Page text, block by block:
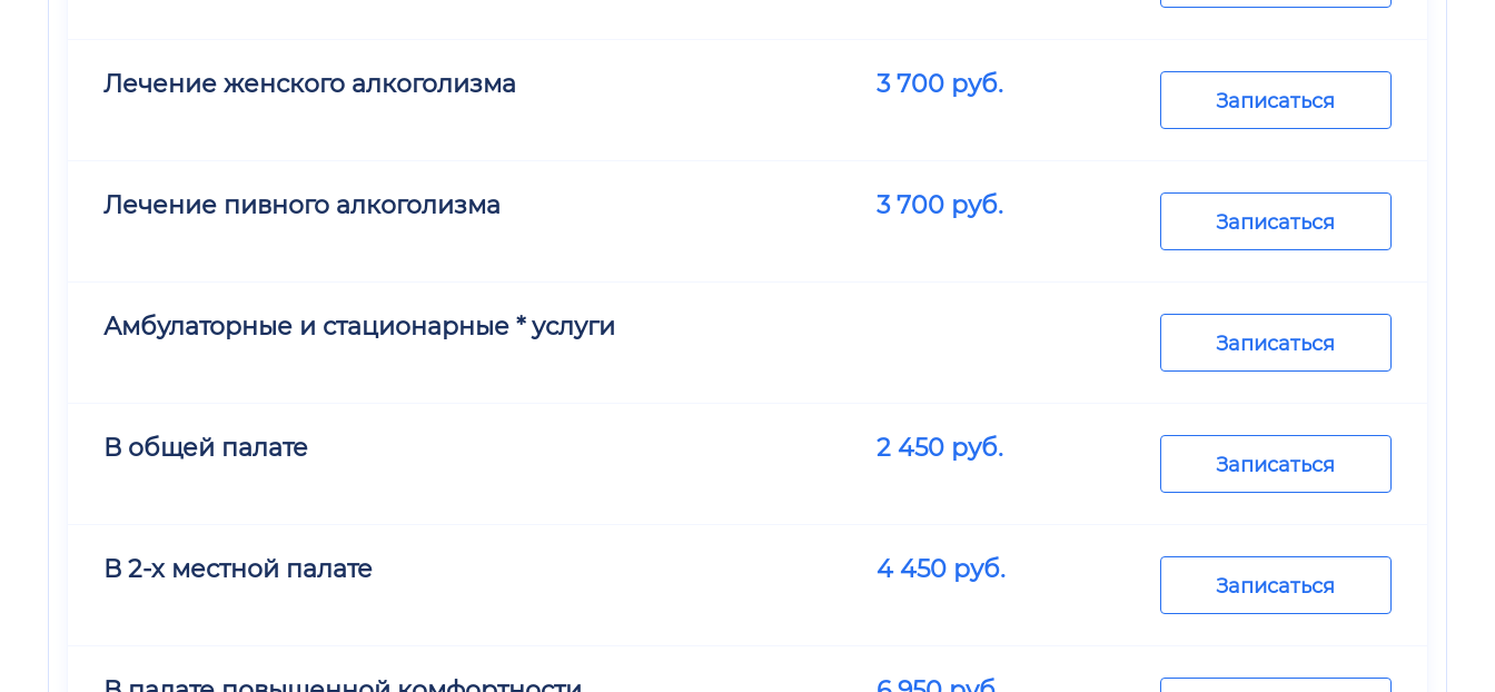
Лечение женского алкоголизма 3 700руб.
Записаться
Лечение пивного алкоголизма 3 700руб.
Записаться
Амбулаторные и стационарные * услуги
Записаться
В общей палате 2 450руб.
Записаться
В 2-х местной палате 4 450руб.
Записаться